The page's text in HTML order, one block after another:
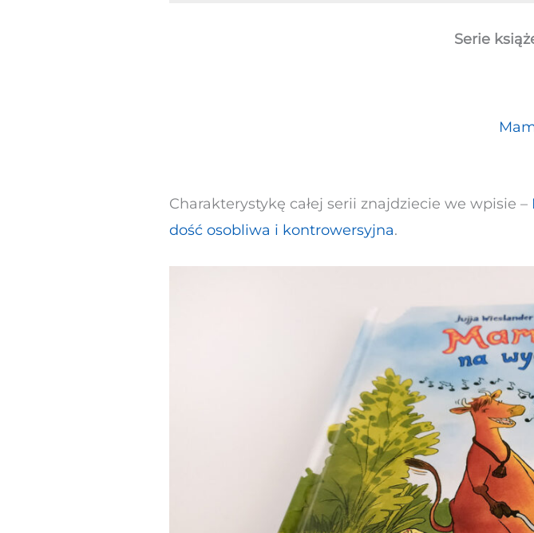
Serie
Charakterystykę całej serii znajdziecie we wpisie –
dość osobliwa i kontrowersyjna.